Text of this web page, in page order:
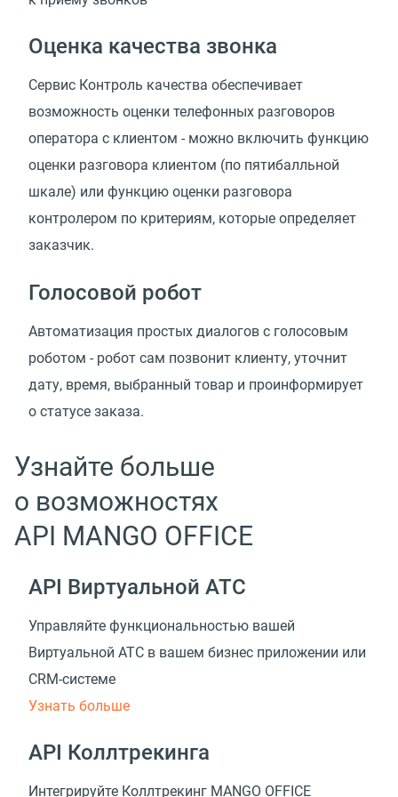
Оценка качества звонка
Сервис Контроль качества обеспечивает
возможность оценки телефонных разговоров
оператора с клиентом - можно включить функцию
оценки разговора клиентом (по пятибалльной
шкале) или функцию оценки разговора
контролером по критериям, которые определяет
заказчик.
Голосовой робот
Автоматизация простых диалогов с голосовым
роботом - робот сам позвонит клиенту, уточнит
дату, время, выбранный товар и проинформирует
о статусе заказа.
Узнайте больше
о возможностях
API MANGO OFFICE
API Виртуальной АТС
Управляйте функциональностью вашей
Виртуальной АТС в вашем бизнес приложении или
CRM-системе
Узнать больше
API Коллтрекинга
Интегрируйте Коллтрекинг MANGO OFFICE